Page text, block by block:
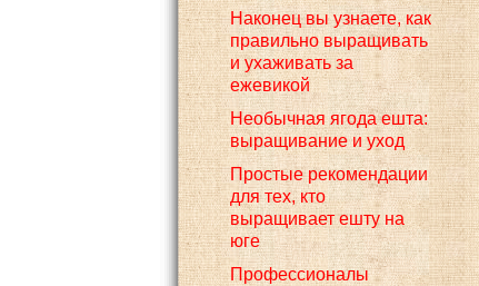
Наконец вы узнаете, как
правильно выращивать
и ухаживать за
ежевикой
Необычная ягода ешта:
выращивание и уход
Простые рекомендации
для тех, кто
выращивает ешту на
юге
Профессионалы